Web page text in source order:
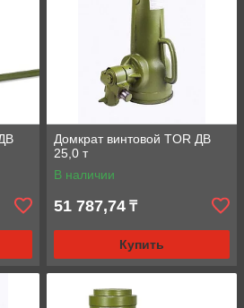
Домкрат винтовой TOR ДВ
25,0 т
В наличии
51 787,74 ₸
Купить